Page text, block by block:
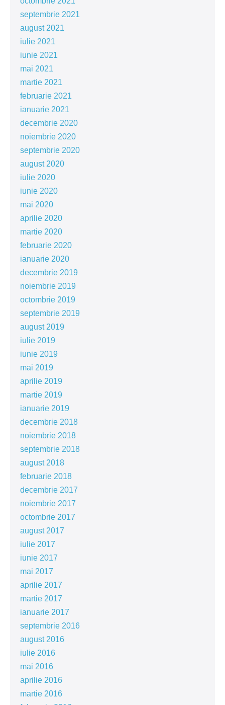
septembrie 2021
august 2021
iulie 2021
iunie 2021
mai 2021
martie 2021
februarie 2021
ianuarie 2021
decembrie 2020
noiembrie 2020
septembrie 2020
august 2020
iulie 2020
iunie 2020
mai 2020
aprilie 2020
martie 2020
februarie 2020
ianuarie 2020
decembrie 2019
noiembrie 2019
octombrie 2019
septembrie 2019
august 2019
iulie 2019
iunie 2019
mai 2019
aprilie 2019
martie 2019
ianuarie 2019
decembrie 2018
noiembrie 2018
septembrie 2018
august 2018
februarie 2018
decembrie 2017
noiembrie 2017
octombrie 2017
august 2017
iulie 2017
iunie 2017
mai 2017
aprilie 2017
martie 2017
ianuarie 2017
septembrie 2016
august 2016
iulie 2016
mai 2016
aprilie 2016
martie 2016